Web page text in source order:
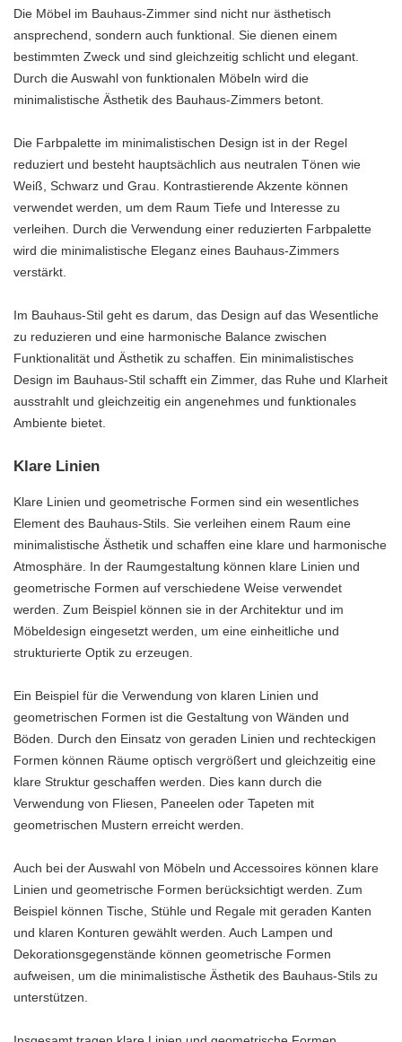
Die Möbel im Bauhaus-Zimmer sind nicht nur ästhetisch
ansprechend, sondern auch funktional. Sie dienen einem
bestimmten Zweck und sind gleichzeitig schlicht und elegant.
Durch die Auswahl von funktionalen Möbeln wird die
minimalistische Ästhetik des Bauhaus-Zimmers betont.
Die Farbpalette im minimalistischen Design ist in der Regel
reduziert und besteht hauptsächlich aus neutralen Tönen wie
Weiß, Schwarz und Grau. Kontrastierende Akzente können
verwendet werden, um dem Raum Tiefe und Interesse zu
verleihen. Durch die Verwendung einer reduzierten Farbpalette
wird die minimalistische Eleganz eines Bauhaus-Zimmers
verstärkt.
Im Bauhaus-Stil geht es darum, das Design auf das Wesentliche
zu reduzieren und eine harmonische Balance zwischen
Funktionalität und Ästhetik zu schaffen. Ein minimalistisches
Design im Bauhaus-Stil schafft ein Zimmer, das Ruhe und Klarheit
ausstrahlt und gleichzeitig ein angenehmes und funktionales
Ambiente bietet.
Klare Linien
Klare Linien und geometrische Formen sind ein wesentliches
Element des Bauhaus-Stils. Sie verleihen einem Raum eine
minimalistische Ästhetik und schaffen eine klare und harmonische
Atmosphäre. In der Raumgestaltung können klare Linien und
geometrische Formen auf verschiedene Weise verwendet
werden. Zum Beispiel können sie in der Architektur und im
Möbeldesign eingesetzt werden, um eine einheitliche und
strukturierte Optik zu erzeugen.
Ein Beispiel für die Verwendung von klaren Linien und
geometrischen Formen ist die Gestaltung von Wänden und
Böden. Durch den Einsatz von geraden Linien und rechteckigen
Formen können Räume optisch vergrößert und gleichzeitig eine
klare Struktur geschaffen werden. Dies kann durch die
Verwendung von Fliesen, Paneelen oder Tapeten mit
geometrischen Mustern erreicht werden.
Auch bei der Auswahl von Möbeln und Accessoires können klare
Linien und geometrische Formen berücksichtigt werden. Zum
Beispiel können Tische, Stühle und Regale mit geraden Kanten
und klaren Konturen gewählt werden. Auch Lampen und
Dekorationsgegenstände können geometrische Formen
aufweisen, um die minimalistische Ästhetik des Bauhaus-Stils zu
unterstützen.